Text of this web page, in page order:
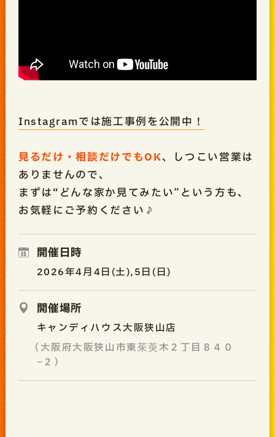
Instagramでは施工事例を公開中！
見るだけ・相談だけでもOK、しつこい営業は
ありませんので、
まずは“どんな家か見てみたい”という方も、
お気軽にご予約ください♪
開催日時
2026年4月4日(土),5日(日)
開催場所
キャンディハウス大阪狭山店
（大阪府大阪狭山市東茱萸木２丁目８４０
−２）